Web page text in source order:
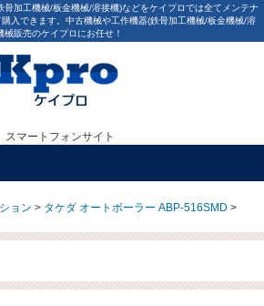
加工機械/板金機械/溶接機)などをケイプロでは全てメンテナ
入できます。中古機械や工作機器(鉄骨加工機械/板金機械/溶
販売のケイプロにお任せ！
スマートフォンサイト
ョン > タケダ オートボーラー ABP-516SMD >